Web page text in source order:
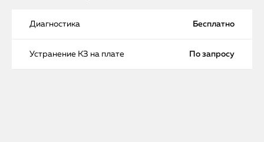
Диагностика Бесплатно
Устранение КЗ на плате По запросу